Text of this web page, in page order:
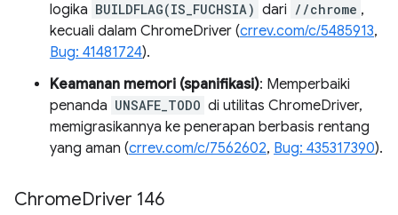
logika BUILDFLAG(IS_FUCHSIA) dari //chrome ,
kecuali dalam ChromeDriver (crrev.com/c/5485913,
Bug: 41481724).
Keamanan memori (spanifikasi): Memperbaiki
penanda UNSAFE_TODO di utilitas ChromeDriver,
memigrasikannya ke penerapan berbasis rentang
yang aman (crrev.com/c/7562602, Bug: 435317390).
ChromeDriver 146